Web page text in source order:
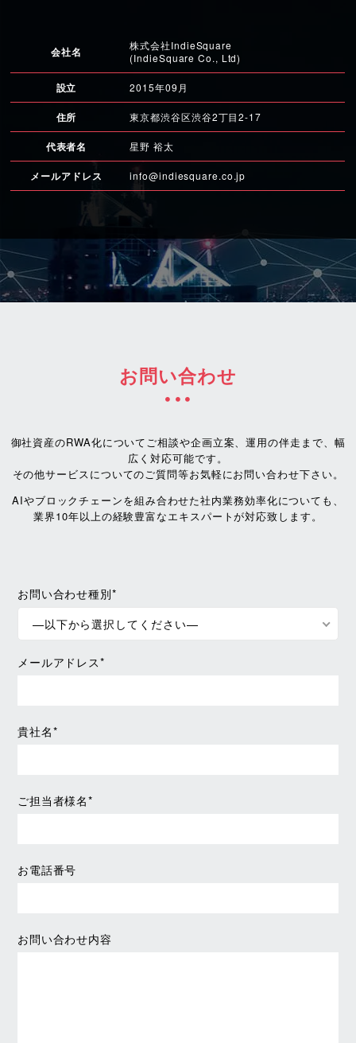
会社名
株式会社IndieSquare
(IndieSquare Co., Ltd)
設立 2015年09月
住所 東京都渋谷区渋谷2丁目2-17
代表者名 星野 裕太
メールアドレス info@indiesquare.co.jp
お問い合わせ
御社資産のRWA化についてご相談や企画立案、運用の伴走まで、幅
広く対応可能です。
その他サービスについてのご質問等お気軽にお問い合わせ下さい。
AIやブロックチェーンを組み合わせた社内業務効率化についても、
業界10年以上の経験豊富なエキスパートが対応致します。
お問い合わせ種別*
—以下から選択してください—
メールアドレス*
貴社名*
ご担当者様名*
お電話番号
お問い合わせ内容